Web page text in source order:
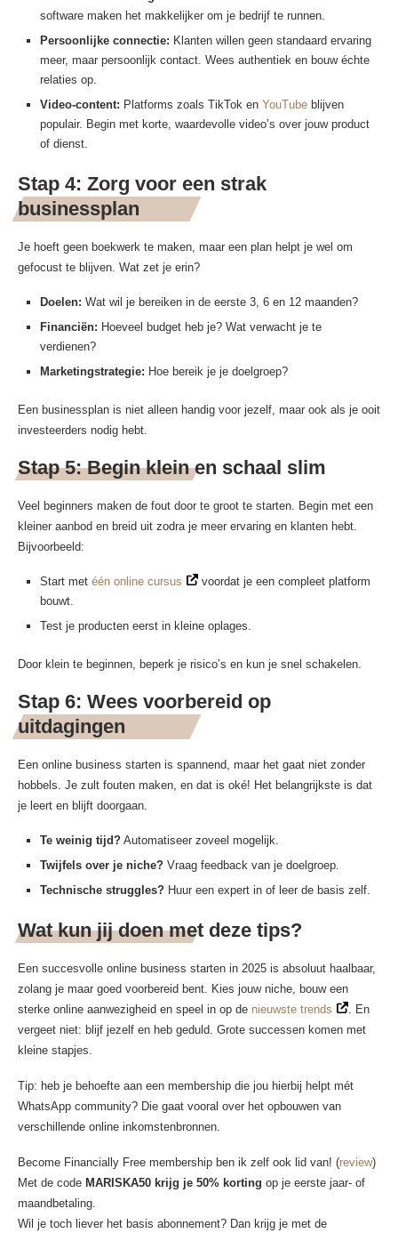
software maken het makkelijker om je bedrijf te runnen.
Persoonlijke connectie: Klanten willen geen standaard ervaring
meer, maar persoonlijk contact. Wees authentiek en bouw échte
relaties op.
Video-content: Platforms zoals TikTok en YouTube blijven
populair. Begin met korte, waardevolle video’s over jouw product
of dienst.
Stap 4: Zorg voor een strak
businessplan
Je hoeft geen boekwerk te maken, maar een plan helpt je wel om
gefocust te blijven. Wat zet je erin?
Doelen: Wat wil je bereiken in de eerste 3, 6 en 12 maanden?
Financiën: Hoeveel budget heb je? Wat verwacht je te
verdienen?
Marketingstrategie: Hoe bereik je je doelgroep?
Een businessplan is niet alleen handig voor jezelf, maar ook als je ooit
investeerders nodig hebt.
Stap 5: Begin klein en schaal slim
Veel beginners maken de fout door te groot te starten. Begin met een
kleiner aanbod en breid uit zodra je meer ervaring en klanten hebt.
Bijvoorbeeld:
Start met één online cursus
voordat je een compleet platform
bouwt.
Test je producten eerst in kleine oplages.
Door klein te beginnen, beperk je risico’s en kun je snel schakelen.
Stap 6: Wees voorbereid op
uitdagingen
Een online business starten is spannend, maar het gaat niet zonder
hobbels. Je zult fouten maken, en dat is oké! Het belangrijkste is dat
je leert en blijft doorgaan.
Te weinig tijd? Automatiseer zoveel mogelijk.
Twijfels over je niche? Vraag feedback van je doelgroep.
Technische struggles? Huur een expert in of leer de basis zelf.
Wat kun jij doen met deze tips?
Een succesvolle online business starten in 2025 is absoluut haalbaar,
zolang je maar goed voorbereid bent. Kies jouw niche, bouw een
sterke online aanwezigheid en speel in op de nieuwste trends
. En
vergeet niet: blijf jezelf en heb geduld. Grote successen komen met
kleine stapjes.
Tip: heb je behoefte aan een membership die jou hierbij helpt mét
WhatsApp community? Die gaat vooral over het opbouwen van
verschillende online inkomstenbronnen.
Become Financially Free membership ben ik zelf ook lid van! (review)
Met de code MARISKA50 krijg je 50% korting op je eerste jaar- of
maandbetaling.
Wil je toch liever het basis abonnement? Dan krijg je met de